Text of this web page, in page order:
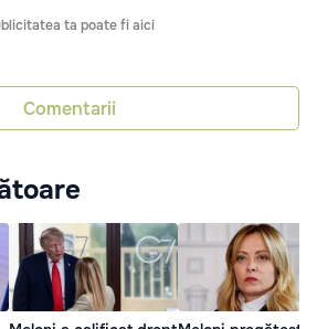
ta poate fi aici
Comentarii